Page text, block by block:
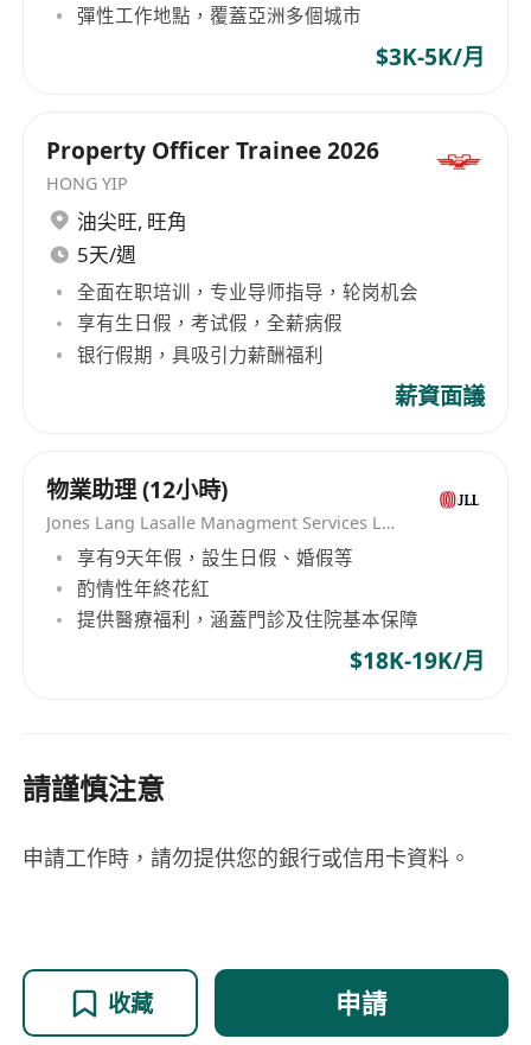
彈性工作地點，覆蓋亞洲多個城市
$3K-5K/月
Property Officer Trainee 2026
HONG YIP
油尖旺, 旺角
5天/週
全面在职培训，专业导师指导，轮岗机会
享有生日假，考试假，全薪病假
银行假期，具吸引力薪酬福利
薪資面議
物業助理 (12小時)
Jones Lang Lasalle Managment Services Limited
享有9天年假，設生日假、婚假等
酌情性年終花紅
提供醫療福利，涵蓋門診及住院基本保障
$18K-19K/月
請謹慎注意
申請工作時，請勿提供您的銀行或信用卡資料。
收藏 申請